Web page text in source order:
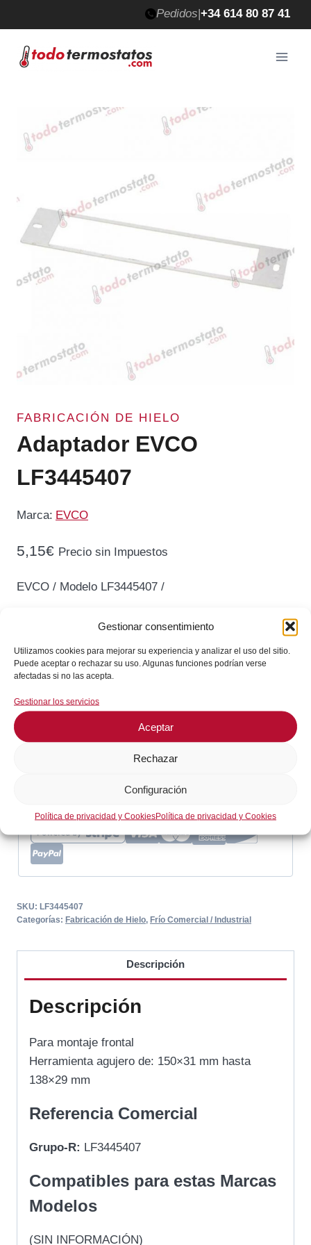
Gestionar consentimiento
Utilizamos cookies para mejorar su experiencia y analizar el uso del sitio.
Puede aceptar o rechazar su uso. Algunas funciones podrían verse
afectadas si no las acepta.
Gestionar los servicios
Aceptar
Rechazar
Configuración
Política de privacidad y CookiesPolítica de privacidad y Cookies
al
contenido
Pedidos|+34 614 80 87 41
FABRICACIÓN DE HIELO
Adaptador EVCO
LF3445407
Marca: EVCO
5,15€ Precio sin Impuestos
EVCO / Modelo LF3445407 /
EVCO
LF3445407
Añadir al carrito
En stock
¡Envíos en 24 / 72 horas!
SKU: LF3445407
Categorías: Fabricación de Hielo, Frío Comercial / Industrial
Descripción
Descripción
Para montaje frontal
Herramienta agujero de: 150×31 mm hasta
138×29 mm
Referencia Comercial
Grupo-R: LF3445407
Compatibles para estas Marcas
Modelos
(SIN INFORMACIÓN)